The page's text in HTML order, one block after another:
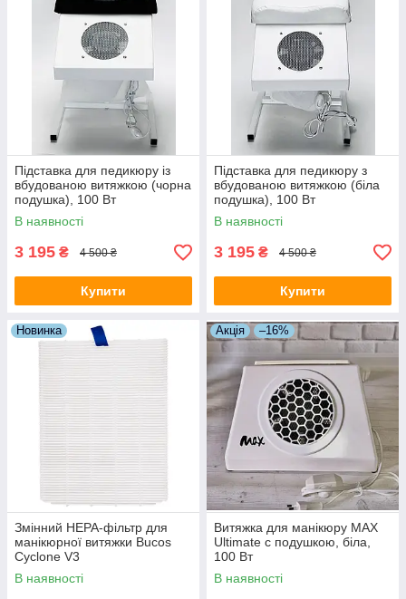
Підставка для педикюру із
вбудованою витяжкою (чорна
подушка), 100 Вт
В наявності
3 195 ₴ 4 500 ₴
Купити
Підставка для педикюру з
вбудованою витяжкою (біла
подушка), 100 Вт
В наявності
3 195 ₴ 4 500 ₴
Купити
Новинка
Змінний НЕРА-фільтр для
манікюрної витяжки Bucos
Cyclone V3
В наявності
Акція –16%
Витяжка для манікюру MAX
Ultimate c подушкою, біла,
100 Вт
В наявності